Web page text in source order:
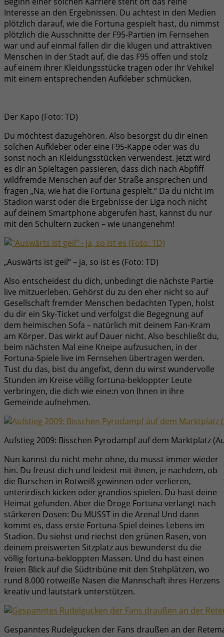
Interesse an den Ergebnissen. Du achtest in den Medien
plötzlich darauf, wie die Fortuna gespielt hast, du nimmst
plötzlich die Ausschnitte der F95-Partien im Fernsehen
war und auf einmal fallen dir die klugen und attraktiven
Menschen in der Stadt auf, die das F95 offen und stolz
auf einem ihrer Kleidungsstücke tragen oder ihr Vehikel
mit einem entsprechenden Aufkleber schmücken.
Der Kapo (Foto: TD)
Du möchtest dazugehören. Also besorgst du dir einen
solchen Aufkleber oder eine F95-Kappe oder was du
sonst noch an Kleidungsstücken verwendest. Jetzt wird
es dir an Spieltagen passieren, dass dich nach Abpfiff
wildfremde Menschen auf der Straße ansprechen und
fragen „Na, wie hat die Fortuna gespielt.“ Da du nicht im
Stadion warst oder die Ergebnisse der Liga noch nicht
auf deinem Smartphone abgerufen hast, kannst du nur
mit den Schultern zucken – wie unangenehm!
„Auswärts ist geil“ – ja, so ist es (Foto: TD)
Also entscheidest du dich, unbedingt die nächste Partie
live mitzuerleben. Gehörst du zu den eher nicht so auf
Gesellschaft fremder Menschen bedachten Typen, holst
du dir ein Sky-Ticket und verfolgst die Begegnung auf
dem heimischen Sofa – natürlich mit deinem Fan-Kram
am Körper. Das wirkt auf Dauer nicht. Also beschließt du,
beim nächsten Mal eine Kneipe aufzusuchen, in der
Fortuna-Spiele live im Fernsehen übertragen werden.
Tust du das, bist du angefixt, denn du wirst wundervolle
Stunden im Kreise völlig fortuna-bekloppter Leute
verbringen, die dich wie eine:n von Ihnen in ihre
Gemeinde aufnehmen.
Aufstieg 2009: Bisschen Pyrodampf auf dem Marktplatz
Nun kannst du nicht mehr ohne, du musst immer wieder
hin. Du freust dich und leidest mit ihnen, je nachdem, ob
die Burschen in Rotweiß gewinnen oder verlieren,
unterirdisch kicken oder grandios spielen. Du hast deine
Heimat gefunden. Aber die Droge Fortuna verlangt nach
stärkeren Dosen: Du MUSST in die Arena! Und dann
kommt es, dass erste Fortuna-Spiel deines Lebens im
Stadion. Du siehst und riechst den grünen Rasen, von
deinem preiswerten Sitzplatz aus bewunderst du die
völlig fortuna-bekloppten Massen. Und du hast einen
freien Blick auf die Südtribüne mit den Stehplätzen, wo
rund 8.000 rotweiße Nasen die Mannschaft ihres Herzens
kreativ und lautstark unterstützen.
Gespanntes Rudelgucken der Fans draußen an der